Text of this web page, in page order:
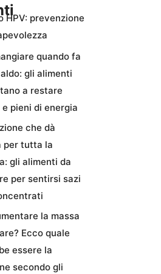
HPV: prevenzione
quando fa
gli alimenti
a restare
pieni di energia
che dà
per tutta la
gli alimenti da
per sentirsi sazi
la massa
Ecco quale
essere la
secondo gli